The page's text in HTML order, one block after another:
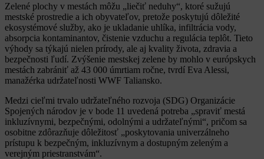
Zelené plochy v mestách môžu „liečiť neduhy“, ktoré sužujú
mestské prostredie a ich obyvateľov, pretože poskytujú dôležité
ekosystémové služby, ako je ukladanie uhlíka, infiltrácia vody,
absorpcia kontaminantov, čistenie vzduchu a regulácia teplôt. Tieto
výhody sa týkajú nielen prírody, ale aj kvality života, zdravia a
bezpečnosti ľudí. Zvýšenie mestskej zelene by mohlo v európskych
mestách zabrániť až 43 000 úmrtiam ročne, tvrdí Eva Alessi,
manažérka udržateľnosti WWF Taliansko.
Medzi cieľmi trvalo udržateľného rozvoja (SDG) Organizácie
Spojených národov je v bode 11 uvedená potreba „spraviť mestá
inkluzívnymi, bezpečnými, odolnými a udržateľnými“, pričom sa
osobitne zdôrazňuje dôležitosť „poskytovania univerzálneho
prístupu k bezpečným, inkluzívnym a dostupným zeleným a
verejným priestranstvám“.